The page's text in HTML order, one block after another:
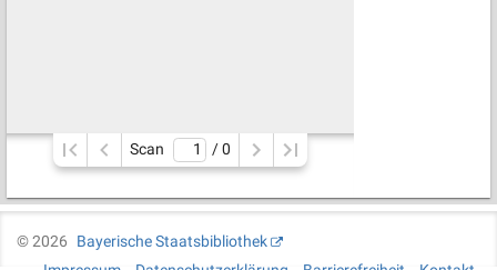
Scan / 0
©2026
Bayerische Staatsbibliothek